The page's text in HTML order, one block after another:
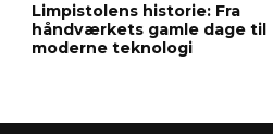
Limpistolens historie: Fra
håndværkets gamle dage til
moderne teknologi